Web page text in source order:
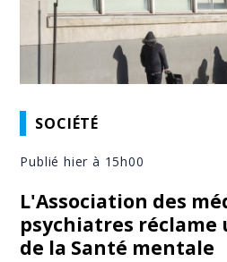
SOCIÉTÉ
Publié hier à 15h00
L'Association des
psychiatres
de la Santé mentale